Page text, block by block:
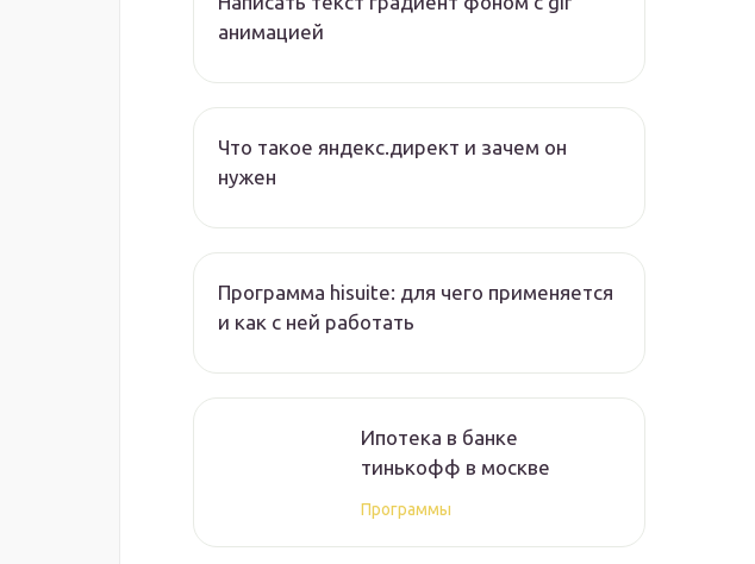
анимацией
Что такое яндекс.директ и зачем он
нужен
Программа hisuite: для чего применяется
и как с ней работать
Ипотека в банке
тинькофф в москве
Программы